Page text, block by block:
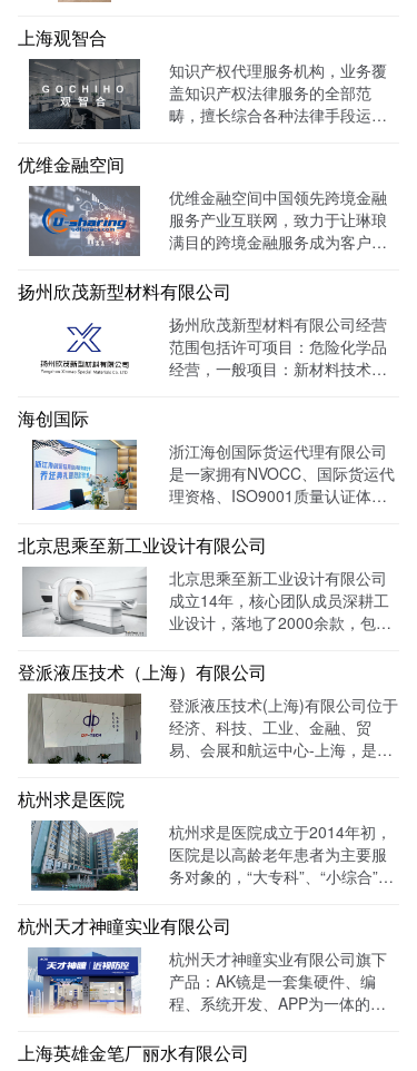
上海观智合
知识产权代理服务机构，业务覆
盖知识产权法律服务的全部范
畴，擅长综合各种法律手段运作
借高效的信息收集网络，和多样
化的保护手段，致力于服务专
利、商标、版权、保护及诉讼等
优维金融空间
优维金融空间中国领先跨境金融
服务产业互联网，致力于让琳琅
满目的跨境金融服务成为客户触
量达 139128W+
扬州欣茂新型材料有限公司
扬州欣茂新型材料有限公司经营
范围包括许可项目：危险化学品
经营，一般项目：新材料技术研
品展示的主要目的，目前全网曝
光量：992915次。
海创国际
浙江海创国际货运代理有限公司
是一家拥有NVOCC、国际货运代
理资格、ISO9001质量认证体系
公司。 官网上线一年多，全网曝
光量：226958次。
北京思乘至新工业设计有限公司
北京思乘至新工业设计有限公司
成立14年，核心团队成员深耕工
业设计，落地了2000余款，包括
功案例。选择LTD枢纽云搭建升
级数字化官网，提高品牌形象和
专业度。目前官网运行全网曝光
数已达到208W+
登派液压技术（上海）有限公司
登派液压技术(上海)有限公司位于
经济、科技、工业、金融、贸
易、会展和航运中心-上海，是一
网全网曝光数达779498次。
杭州求是医院
杭州求是医院成立于2014年初，
医院是以高龄老年患者为主要服
务对象的，“大专科”、“小综合”为
院已开通全国医保联网结算、省
市医保、省市老干部医保及市子
女统筹。通过LTD枢纽云系统升
级数字化品牌官网，患者可以通
过官网进行在线预约，在线咨询
杭州天才神瞳实业有限公司
杭州天才神瞳实业有限公司旗下
产品：AK镜是一套集硬件、编
程、系统开发、APP为一体的智
云系统做竞价投放，搭建符合产
上海英雄金笔厂丽水有限公司